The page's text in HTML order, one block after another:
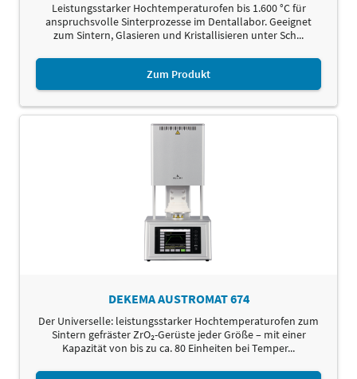
Leistungsstarker Hochtemperaturofen bis 1.600 °C für
anspruchsvolle Sinterprozesse im Dentallabor. Geeignet
zum Sintern, Glasieren und Kristallisieren unter Sch...
Zum Produkt
DEKEMA AUSTROMAT 674
Der Universelle: leistungsstarker Hochtemperaturofen zum
Sintern gefräster ZrO₂-Gerüste jeder Größe – mit einer
Kapazität von bis zu ca. 80 Einheiten bei Temper...